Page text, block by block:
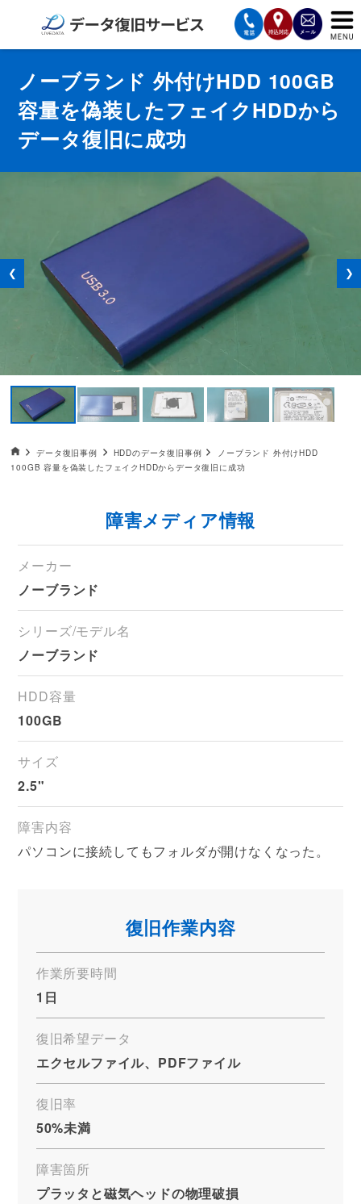
復旧費用と納期
サービスの流れ
データ復旧事例
お客様の声
会社案内
ノーブランド 外付けHDD 100GB
容量を偽装したフェイクHDDから
データ復旧に成功
❮ ❯
データ復旧HOME
データ復旧事例 HDDのデータ復旧事例
ノーブランド 外付けHDD
100GB 容量を偽装したフェイクHDDからデータ復旧に成功
障害メディア情報
メーカー
ノーブランド
シリーズ/モデル名
ノーブランド
HDD容量
100GB
サイズ
2.5"
障害内容
パソコンに接続してもフォルダが開けなくなった。
復旧作業内容
作業所要時間
1日
復旧希望データ
エクセルファイル、PDFファイル
復旧率
50%未満
障害箇所
プラッタと磁気ヘッドの物理破損